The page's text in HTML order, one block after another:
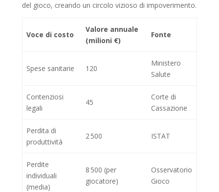
del gioco, creando un circolo vizioso di impoverimento.
Voce di costo
Valore annuale
(milioni €)
Fonte
Spese sanitarie 120
Ministero
Salute
Contenziosi
legali
45
Corte di
Cassazione
Perdita di
produttività
2 500 ISTAT
Perdite
individuali
(media)
8 500 (per
giocatore)
Osservatorio
Gioco